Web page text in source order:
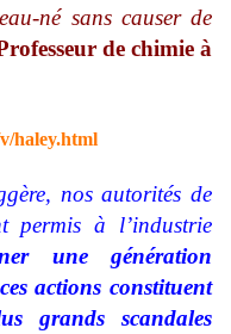
né sans causer de
de chimie à
haley.html
nos autorités de
permis à l’industrie
une génération
actions constituent
grands scandales